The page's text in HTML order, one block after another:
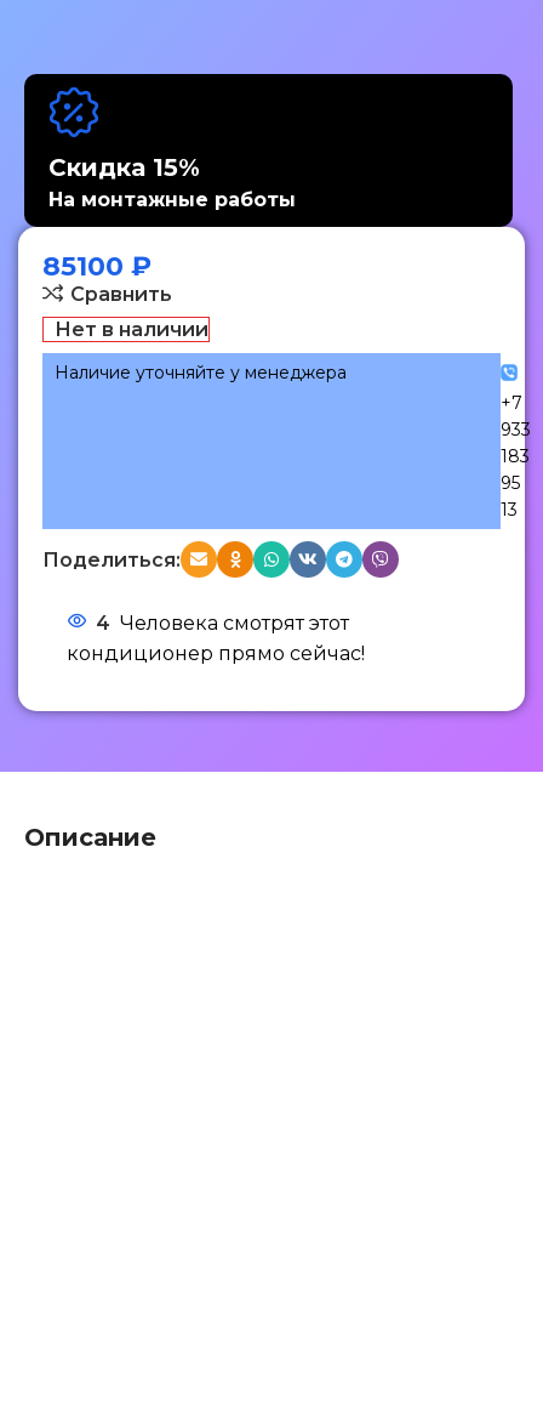
Скидка 15%
На монтажные работы
85100 ₽
Сравнить
Нет в наличии
Наличие уточняйте у менеджера
+7
933
183
95
13
Поделиться:
4 Человека смотрят этот
кондиционер прямо сейчас!
Описание